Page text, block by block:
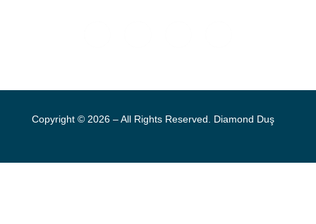
Copyright © 2026 – All Rights Reserved. Diamond Duş